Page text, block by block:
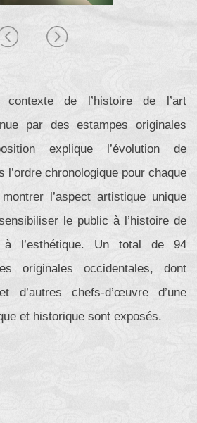
de l’histoire de l’art
par des estampes originales
explique l’évolution de
l’ordre chronologique pour chaque
l’aspect artistique unique
le public à l’histoire de
à l’esthétique. Un total de 94
originales occidentales, dont
d’autres chefs-d’œuvre d’une
et historique sont exposés.